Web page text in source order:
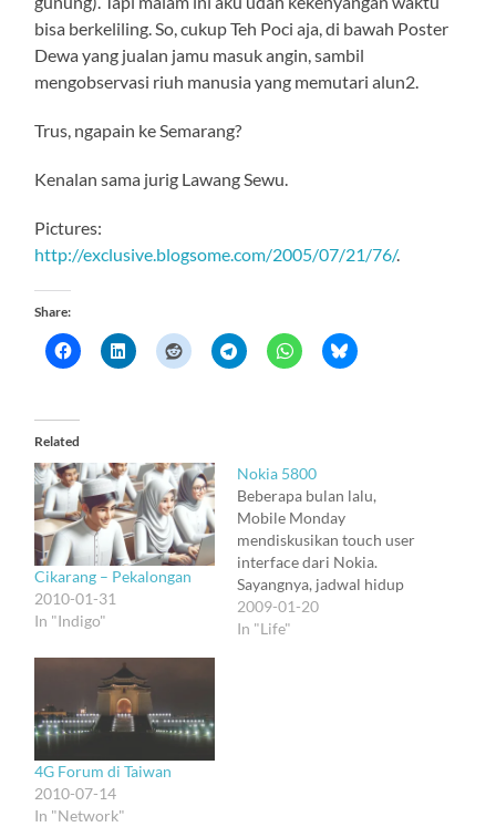
bisa berkeliling. So, cukup Teh Poci aja, di bawah Poster
Dewa yang jualan jamu masuk angin, sambil
mengobservasi riuh manusia yang memutari alun2.
Trus, ngapain ke Semarang?
Kenalan sama jurig Lawang Sewu.
Pictures:
http://exclusive.blogsome.com/2005/07/21/76/.
Share:
Related
Cikarang – Pekalongan
2010-01-31
In "Indigo"
Nokia 5800
Beberapa bulan lalu,
Mobile Monday
mendiskusikan touch user
interface dari Nokia.
Sayangnya, jadwal hidup
di Jakarta terlalu ketat,
sehingga hal2 baik pun
2009-01-20
In "Life"
4G Forum di Taiwan
2010-07-14
In "Network"